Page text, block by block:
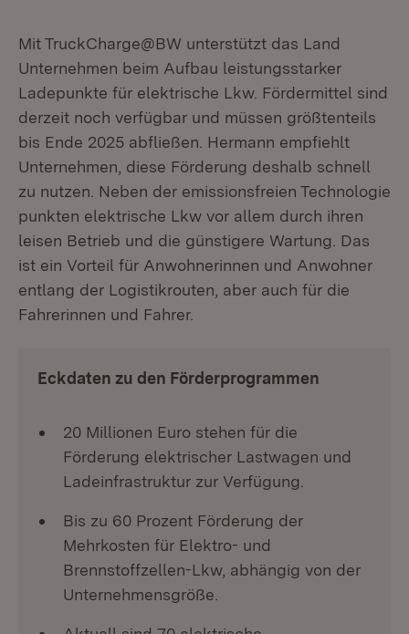
Mit TruckCharge@BW unterstützt das Land
Unternehmen beim Aufbau leistungsstarker
Ladepunkte für elektrische Lkw. Fördermittel sind
derzeit noch verfügbar und müssen größtenteils
bis Ende 2025 abfließen. Hermann empfiehlt
Unternehmen, diese Förderung deshalb schnell
zu nutzen. Neben der emissionsfreien Technologie
punkten elektrische Lkw vor allem durch ihren
leisen Betrieb und die günstigere Wartung. Das
ist ein Vorteil für Anwohnerinnen und Anwohner
entlang der Logistikrouten, aber auch für die
Fahrerinnen und Fahrer.
Eckdaten zu den Förderprogrammen
20 Millionen Euro stehen für die
Förderung elektrischer Lastwagen und
Ladeinfrastruktur zur Verfügung.
Bis zu 60 Prozent Förderung der
Mehrkosten für Elektro- und
Brennstoffzellen-Lkw, abhängig von der
Unternehmensgröße.